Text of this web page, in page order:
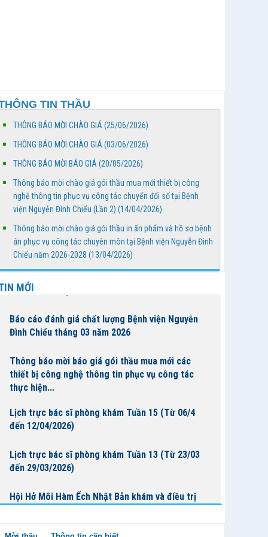
TIN THẦU
THÔNG BÁO MỜI CHÀO GIÁ (25/06/2026)
THÔNG BÁO MỜI CHÀO GIÁ (03/06/2026)
THÔNG BÁO MỜI BÁO GIÁ (20/05/2026)
Thông báo mời chào giá gói thầu mua mới thiết bị công
nghệ thông tin phục vụ công tác chuyển đổi số tại Bệnh
viện Nguyễn Đình Chiểu (Lần 2) (14/04/2026)
Thông báo mời chào giá gói thầu in ấn phẩm và hồ sơ bệnh
án phục vụ công tác chuyên môn tại Bệnh viện Nguyễn Đình
Chiểu năm 2026-2028 (13/04/2026)
MỚI
đổi số...
Thông báo mời chào giá gói thầu in ấn phẩm và
hồ sơ bệnh án phục vụ công tác chuyên môn tại
Bệnh...
BỆNH VIỆN NGUYỄN ĐÌNH CHIỂU TỔ CHỨC KHÁM
BỆNH VỀ NGUỒN NHÂN DỊP TẾT CHÔL CHNĂM
THMÂY NĂM 2026
Ngày Người khuyết tật Việt Nam 18/4/2026: Thúc
đẩy quyền tham gia – Kiến tạo đột phá phát triển
đến 19/4/2026)
Báo cáo đánh giá chất lượng Bệnh viện Nguyễn
Đình Chiểu tháng 03 năm 2026
Thông báo mời báo giá gói thầu mua mới các
thiết bị công nghệ thông tin phục vụ công tác
thực hiện...
Lịch trực bác sĩ phòng khám Tuần 15 (Từ 06/4
đến 12/04/2026)
Lịch trực bác sĩ phòng khám Tuần 13 (Từ 23/03
đến 29/03/2026)
Hội Hở Môi Hàm Ếch Nhật Bản khám và điều trị